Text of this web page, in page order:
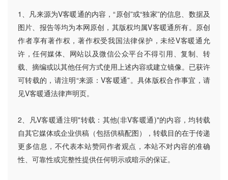
1、凡来源为V客暖通的内容，“原创”或“独家”的信息、数据及
图片、报告等均为本网原创，其版权均属V客暖通所有。原创
作者享有著作权，著作权受我国法律保护，未经V客暖通允
许，任何媒体、网站以及微信公众平台不得引用、复制、转
载、摘编或以其他任何方式使用上述内容或建立镜像。已获许
可转载的，请注明“来源：V客暖通”。具体版权合作事宜，请
见V客暖通法律声明页。
2、凡V客暖通注明"转载：其他(非V客暖通)"的内容，均转载
自其它媒体或企业供稿（包括供稿配图），转载目的在于传递
更多信息，不代表本站赞同作者观点，本站不对内容的准确
性、可靠性或完整性提供任何明示或暗示的保证。